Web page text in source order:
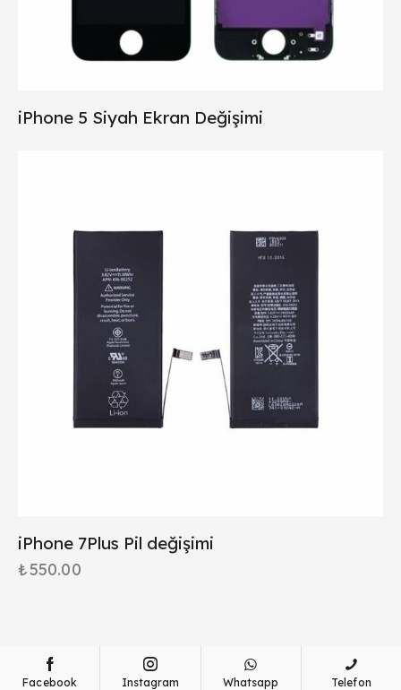
iPhone 5 Siyah Ekran Değişimi
iPhone 7Plus Pil değişimi
₺550.00
Facebook Instagram Whatsapp Telefon